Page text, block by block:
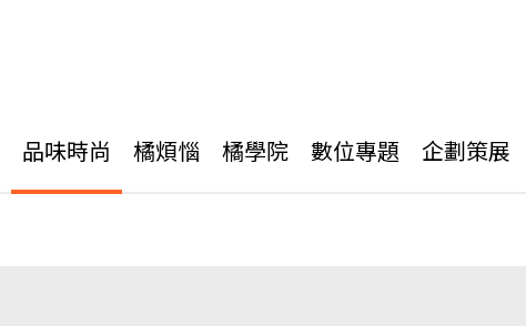
品味時尚 橘煩惱 橘學院 數位專題 企劃策展